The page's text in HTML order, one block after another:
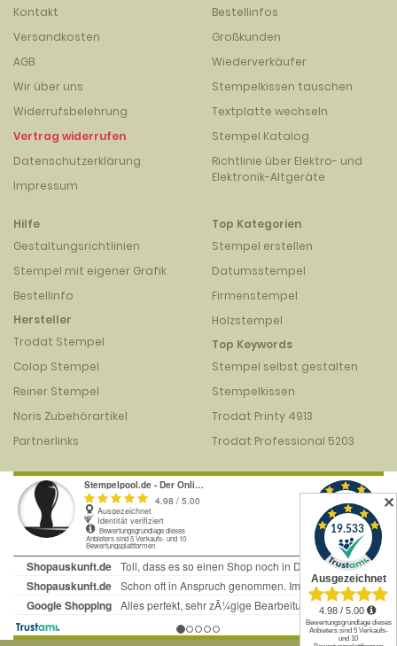
Kontakt
Versandkosten
AGB
Wir über uns
Widerrufsbelehrung
Vertrag widerrufen
Datenschutzerklärung
Impressum
Bestellinfos
Großkunden
Wiederverkäufer
Stempelkissen tauschen
Textplatte wechseln
Stempel Katalog
Richtlinie über Elektro- und
Elektronik-Altgeräte
Hilfe
Gestaltungsrichtlinien
Stempel mit eigener Grafik
Bestellinfo
Hersteller
Trodat Stempel
Colop Stempel
Reiner Stempel
Noris Zubehörartikel
Partnerlinks
Top Kategorien
Stempel erstellen
Datumsstempel
Firmenstempel
Holzstempel
Top Keywords
Stempel selbst gestalten
Stempelkissen
Trodat Printy 4913
Trodat Professional 5203
✕